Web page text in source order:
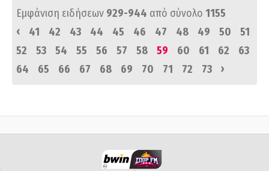
Εμφάνιση ειδήσεων 929-944 από σύνολο 1155
‹
41 42 43 44 45 46 47 48 49 50
51
52
53 54 55 56 57 58 59 60 61 62
63
64
65 66 67 68 69 70 71 72 73 ›